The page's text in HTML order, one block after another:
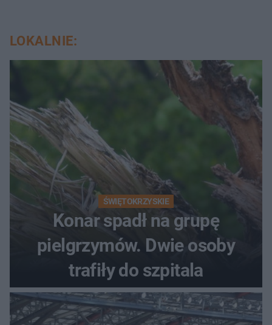
LOKALNIE:
ŚWIĘTOKRZYSKIE
Konar spadł na grupę
pielgrzymów. Dwie osoby
trafiły do szpitala